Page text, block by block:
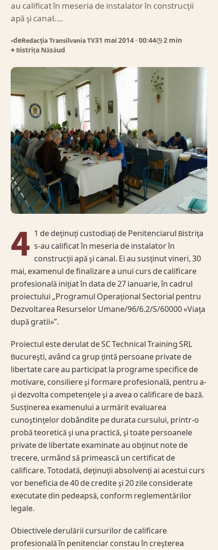
au calificat în meseria de instalator în construcţii
apă şi canal.…
●deRedacția Transilvania TV31 mai 2014 · 00:44◷ 2 min
⌖ Bistrița Năsăud
4 1 de deţinuţi custodiaţi de Penitenciarul Bistriţa
s-au calificat în meseria de instalator în
construcţii apă şi canal. Ei au susţinut vineri, 30
mai, examenul de finalizare a unui curs de calificare
profesională iniţiat în data de 27 ianuarie, în cadrul
proiectului „Programul Operaţional Sectorial pentru
Dezvoltarea Resurselor Umane/96/6.2/S/60000 «Viaţa
după gratii»”.
Proiectul este derulat de SC Technical Training SRL
Bucureşti, având ca grup ţintă persoane private de
libertate care au participat la programe specifice de
motivare, consiliere şi formare profesională, pentru a-
şi dezvolta competenţele şi a avea o calificare de bază.
Susţinerea examenului a urmărit evaluarea
cunoştinţelor dobândite pe durata cursului, printr-o
probă teoretică şi una practică, şi toate persoanele
private de libertate examinate au obţinut note de
trecere, urmând să primească un certificat de
calificare. Totodată, deţinuţii absolvenţi ai acestui curs
vor beneficia de 40 de credite şi 20 zile considerate
executate din pedeapsă, conform reglementărilor
legale.
Obiectivele derulării cursurilor de calificare
profesională în penitenciar constau în creşterea